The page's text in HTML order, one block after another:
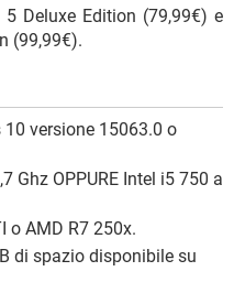
Deluxe Edition (79,99€) e
(99,99€).
10 versione 15063.0 o
Ghz OPPURE Intel i5 750 a
o AMD R7 250x.
di spazio disponibile su